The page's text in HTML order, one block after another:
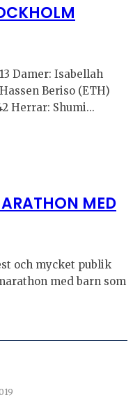
Damer: Isabellah
Beriso (ETH)
Herrar: Shumi...
MED
och mycket publik
med barn som